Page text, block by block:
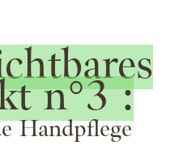
n°3 :
Handpflege